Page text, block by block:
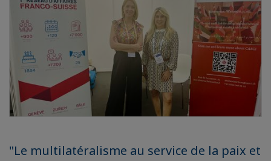
"Le multilatéralisme au service de la paix et